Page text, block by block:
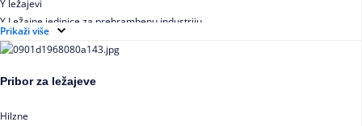
Y ležajevi
Y Ležajne jedinice za prehrambenu industriju
Ležajne jedinice sa valjkastim ležajevima
Prikaži više
Pribor za ležajeve
Hilzne